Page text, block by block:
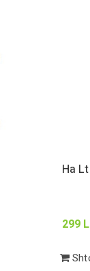
Ha Lt
299